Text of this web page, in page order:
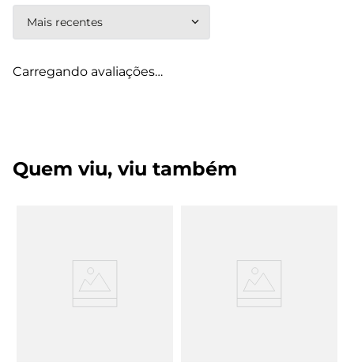
Mais recentes
Carregando avaliações…
Quem viu, viu também